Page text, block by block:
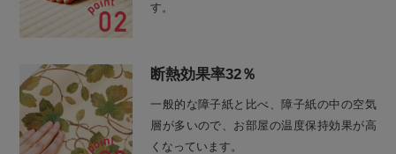
す。
断熱効果率32％
一般的な障子紙と比べ、障子紙の中の空気
層が多いので、お部屋の温度保持効果が高
くなっています。